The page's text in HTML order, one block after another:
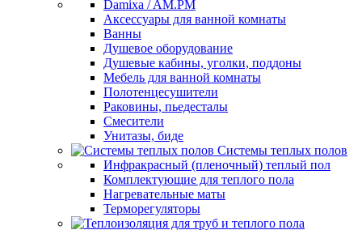
Damixa / AM.PM
Аксессуары для ванной комнаты
Ванны
Душевое оборудование
Душевые кабины, уголки, поддоны
Мебель для ванной комнаты
Полотенцесушители
Раковины, пьедесталы
Смесители
Унитазы, биде
Системы теплых полов
Инфракрасный (пленочный) теплый пол
Комплектующие для теплого пола
Нагревательные маты
Терморегуляторы